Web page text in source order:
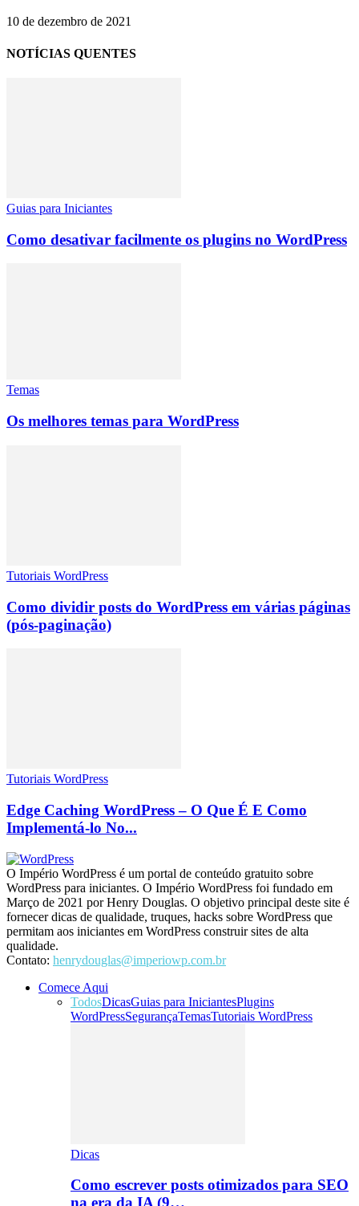
10 de dezembro de 2021
NOTÍCIAS QUENTES
Guias para Iniciantes
Como desativar facilmente os plugins no WordPress
Temas
Os melhores temas para WordPress
Tutoriais WordPress
Como dividir posts do WordPress em várias páginas
(pós-paginação)
Tutoriais WordPress
Edge Caching WordPress – O Que É E Como
Implementá-lo No...
O Império WordPress é um portal de conteúdo gratuito sobre
WordPress para iniciantes. O Império WordPress foi fundado em
Março de 2021 por Henry Douglas. O objetivo principal deste site é
fornecer dicas de qualidade, truques, hacks sobre WordPress que
permitam aos iniciantes em WordPress construir sites de alta
qualidade.
Contato: henrydouglas@imperiowp.com.br
Comece Aqui
TodosDicasGuias para IniciantesPlugins
WordPressSegurançaTemasTutoriais WordPress
Dicas
Como escrever posts otimizados para SEO